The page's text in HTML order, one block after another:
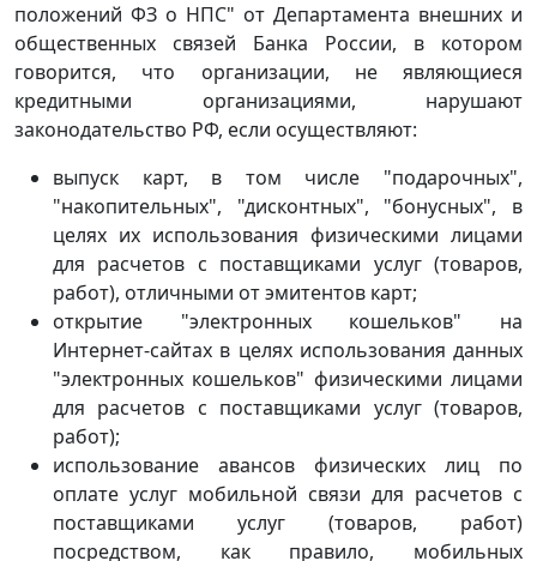
положений ФЗ о НПС" от Департамента внешних и
общественных связей Банка России, в котором
говорится, что организации, не являющиеся
кредитными организациями, нарушают
законодательство РФ, если осуществляют:
выпуск карт, в том числе "подарочных",
"накопительных", "дисконтных", "бонусных", в
целях их использования физическими лицами
для расчетов с поставщиками услуг (товаров,
работ), отличными от эмитентов карт;
открытие "электронных кошельков" на
Интернет-сайтах в целях использования данных
"электронных кошельков" физическими лицами
для расчетов с поставщиками услуг (товаров,
работ);
использование авансов физических лиц по
оплате услуг мобильной связи для расчетов с
поставщиками услуг (товаров, работ)
посредством, как правило, мобильных